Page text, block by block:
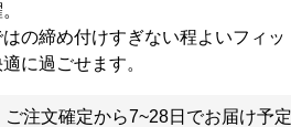
の締め付けすぎない程よいフィッ
に過ごせます。
ご注文確定から7~28日でお届け予定